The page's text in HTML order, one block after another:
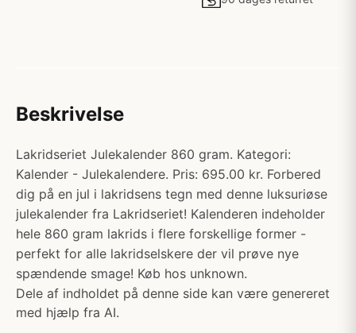
Beskrivelse
Lakridseriet Julekalender 860 gram. Kategori:
Kalender - Julekalendere. Pris: 695.00 kr. Forbered
dig på en jul i lakridsens tegn med denne luksuriøse
julekalender fra Lakridseriet! Kalenderen indeholder
hele 860 gram lakrids i flere forskellige former -
perfekt for alle lakridselskere der vil prøve nye
spændende smage! Køb hos unknown.
Dele af indholdet på denne side kan være genereret
med hjælp fra AI.